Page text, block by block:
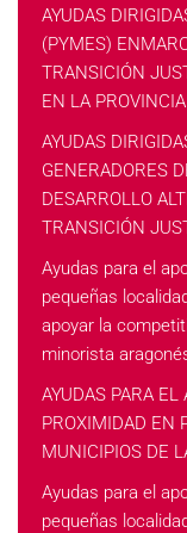
AYUDAS
(PYMES)
TRANSICIÓN
EN LA
AYUDAS
GENERADORES
DESARROLLO
TRANSICIÓN
Ayudas para el
pequeñas
apoyar la
minorista
AYUDAS PARA EL
PROXIMIDAD EN
MUNICIPIOS DE
Ayudas para el
pequeñas